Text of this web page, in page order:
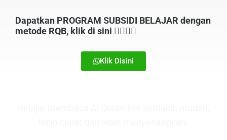
Dapatkan PROGRAM SUBSIDI BELAJAR dengan
metode RQB, klik di sini 👉🏼👉🏼
Klik Disini